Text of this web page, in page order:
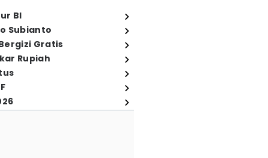
BI
Subianto
Gratis
Rupiah